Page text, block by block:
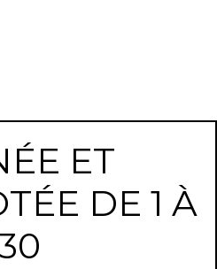
ET
DE 1 À